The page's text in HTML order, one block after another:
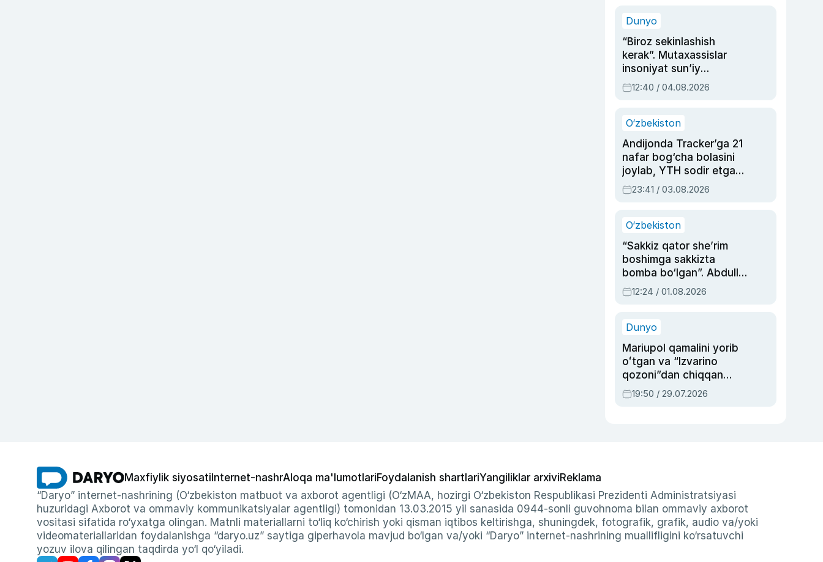
Dunyo
“Biroz sekinlashish
kerak”. Mutaxassislar
insoniyat sun’iy
intellektni boshqara
olmay qolishidan xavotir
12:40 / 04.08.2026
O‘zbekiston
Andijonda Tracker’ga 21
nafar bog‘cha bolasini
joylab, YTH sodir etgan
ayolga sud hukmi o‘qildi
23:41 / 03.08.2026
O‘zbekiston
“Sakkiz qator she’rim
boshimga sakkizta
bomba bo‘lgan”. Abdulla
Oripovni siyosiy
ayblovlardan asrab
12:24 / 01.08.2026
Dunyo
Mariupol qamalini yorib
oʻtgan va “Izvarino
qozoni”dan chiqqan
qahramon — Ukraina
armiyasi bosh
19:50 / 29.07.2026
Maxfiylik siyosati Internet-nashrAloqa ma'lumotlariFoydalanish shartlariYangiliklar arxiviReklama
“Daryo” internet-nashrining (O‘zbekiston matbuot va axborot agentligi (O‘zMAA, hozirgi O‘zbekiston Respublikasi Prezidenti Administratsiyasi
huzuridagi Axborot va ommaviy kommunikatsiyalar agentligi) tomonidan 13.03.2015 yil sanasida 0944-sonli guvohnoma bilan ommaviy axborot
vositasi sifatida ro‘yxatga olingan. Matnli materiallarni to‘liq ko‘chirish yoki qisman iqtibos keltirishga, shuningdek, fotografik, grafik, audio va/yoki
videomateriallaridan foydalanishga “daryo.uz” saytiga giperhavola mavjud bo‘lgan va/yoki “Daryo” internet-nashrining muallifligini ko‘rsatuvchi
yozuv ilova qilingan taqdirda yo‘l qo‘yiladi.